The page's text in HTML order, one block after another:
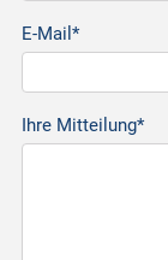
E-Mail*
Ihre Mitteilung*